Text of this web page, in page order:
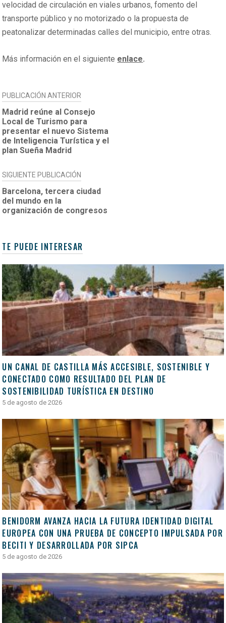
velocidad de circulación en viales urbanos, fomento del
transporte público y no motorizado o la propuesta de
peatonalizar determinadas calles del municipio, entre otras.
Más información en el siguiente enlace.
NAVEGACIÓN
DE
ENTRADAS
PUBLICACIÓN ANTERIOR
Madrid reúne al Consejo
Local de Turismo para
presentar el nuevo Sistema
de Inteligencia Turística y el
plan Sueña Madrid
SIGUIENTE PUBLICACIÓN
Barcelona, tercera ciudad
del mundo en la
organización de congresos
TE PUEDE INTERESAR
UN CANAL DE CASTILLA MÁS ACCESIBLE, SOSTENIBLE Y
CONECTADO COMO RESULTADO DEL PLAN DE
SOSTENIBILIDAD TURÍSTICA EN DESTINO
5 de agosto de 2026
BENIDORM AVANZA HACIA LA FUTURA IDENTIDAD DIGITAL
EUROPEA CON UNA PRUEBA DE CONCEPTO IMPULSADA POR
BECITI Y DESARROLLADA POR SIPCA
5 de agosto de 2026